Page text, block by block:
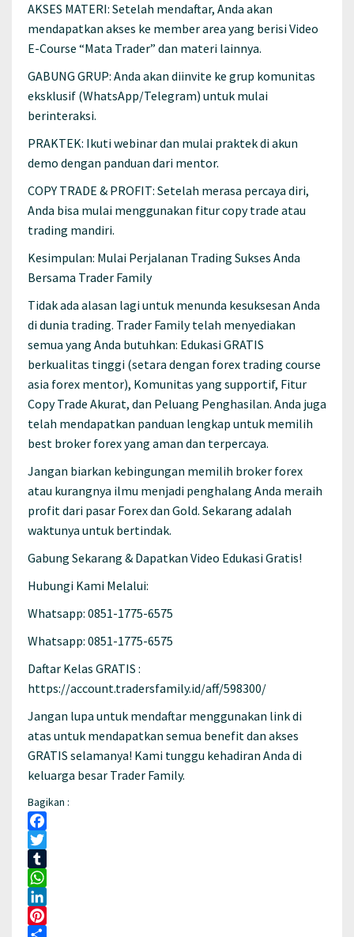
AKSES MATERI: Setelah mendaftar, Anda akan
mendapatkan akses ke member area yang berisi Video
E-Course “Mata Trader” dan materi lainnya.
GABUNG GRUP: Anda akan diinvite ke grup komunitas
eksklusif (WhatsApp/Telegram) untuk mulai
berinteraksi.
PRAKTEK: Ikuti webinar dan mulai praktek di akun
demo dengan panduan dari mentor.
COPY TRADE & PROFIT: Setelah merasa percaya diri,
Anda bisa mulai menggunakan fitur copy trade atau
trading mandiri.
Kesimpulan: Mulai Perjalanan Trading Sukses Anda
Bersama Trader Family
Tidak ada alasan lagi untuk menunda kesuksesan Anda
di dunia trading. Trader Family telah menyediakan
semua yang Anda butuhkan: Edukasi GRATIS
berkualitas tinggi (setara dengan forex trading course
asia forex mentor), Komunitas yang supportif, Fitur
Copy Trade Akurat, dan Peluang Penghasilan. Anda juga
telah mendapatkan panduan lengkap untuk memilih
best broker forex yang aman dan terpercaya.
Jangan biarkan kebingungan memilih broker forex
atau kurangnya ilmu menjadi penghalang Anda meraih
profit dari pasar Forex dan Gold. Sekarang adalah
waktunya untuk bertindak.
Gabung Sekarang & Dapatkan Video Edukasi Gratis!
Hubungi Kami Melalui:
Whatsapp: 0851-1775-6575
Whatsapp: 0851-1775-6575
Daftar Kelas GRATIS :
https://account.tradersfamily.id/aff/598300/
Jangan lupa untuk mendaftar menggunakan link di
atas untuk mendapatkan semua benefit dan akses
GRATIS selamanya! Kami tunggu kehadiran Anda di
keluarga besar Trader Family.
Bagikan :
Facebook
Twitter
Tumblr
WhatsApp
LinkedIn